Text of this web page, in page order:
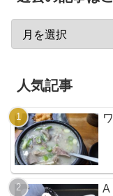
人気記事
A